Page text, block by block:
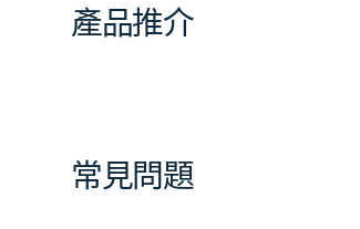
產品推介
常見問題